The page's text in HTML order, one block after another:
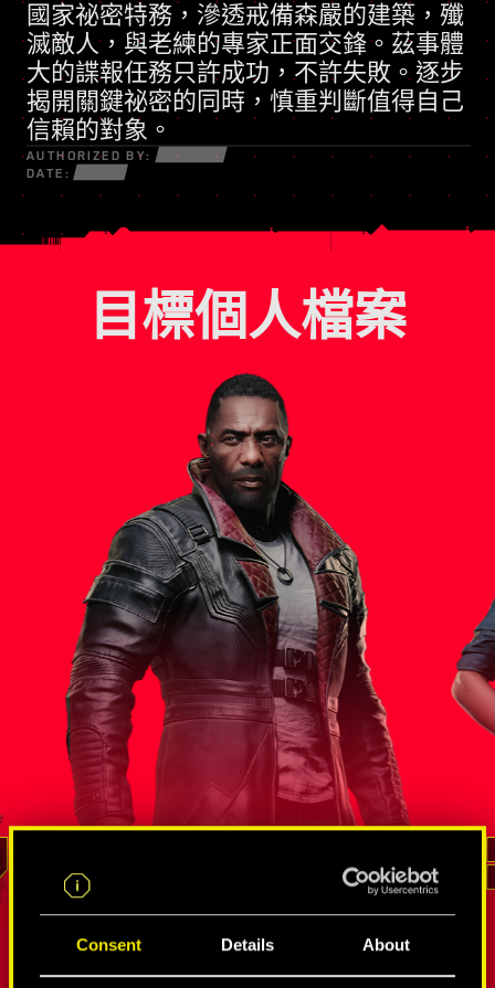
Consent Details About
國家祕密特務 ，滲透戒備森嚴的建築，殲
滅敵人，與老練的專家正面交鋒。茲事體
大的諜報任務只許成功，不許失敗。逐步
揭開關鍵祕密的同時，慎重判斷值得自己
信賴的對象。
AUTHORIZED BY:
DATE:
凡事訴諸武力的民兵組織
目標個人檔案
間諜和竄網使的錯綜網絡
索羅門．
蟄伏狗命